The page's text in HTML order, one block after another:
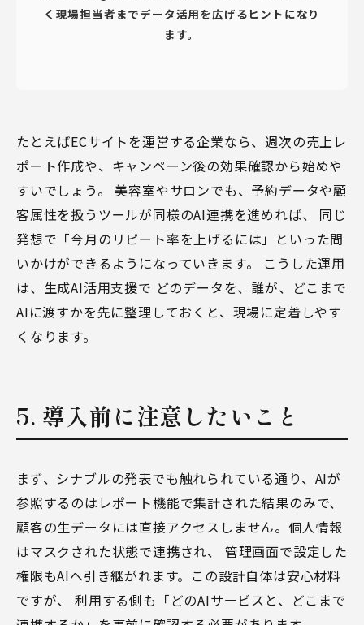
く現場担当者までデータ活用を広げるヒントになり
ます。
たとえばECサイトを運営する企業なら、週次の売上レ
ポート作成や、キャンペーン後の効果確認から始めや
すいでしょう。 美容室やサロンでも、予約データや顧
客属性を扱うツールが同様のAI連携を進めれば、 同じ
発想で「今月のリピート率を上げるには」といった問
いかけができるようになっていきます。 こうした運用
は、 生成AI活用支援で どのデータを、誰が、どこまで
AIに渡すかを先に整理しておくと、現場に定着しやす
くなります。
5. 導入前に注意したいこと
まず、シナブルの発表でも触れられている通り、AIが
参照するのはレポート機能で集計された結果のみで、
顧客の生データには直接アクセスしません。個人情報
はマスクされた状態で連携され、 管理画面で設定した
権限もAIへ引き継がれます。この設計自体は安心材料
ですが、 利用する側も「どのAIサービスと、どこまで